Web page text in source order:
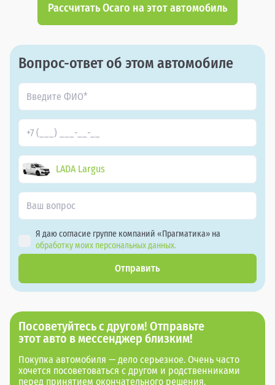
Рассчитать Осаго на этот автомобиль
Вопрос-ответ об этом автомобиле
LADA Largus
Я даю согласие группе компаний «Прагматика» на
обработку моих персональных данных.
Отправить
Посоветуйтесь с другом! Отправьте
этот авто в мессенджер близким!
Покупка автомобиля — дело серьезное. Очень часто
хочется посоветоваться с другом и родственниками
перед принятием окончательного решения.